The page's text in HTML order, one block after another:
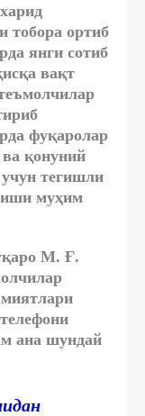
тобора ортиб
янги сотиб
вақт
фуқаролар
қонуний
тегишли
муҳим
М. Ғ.
ана шундай